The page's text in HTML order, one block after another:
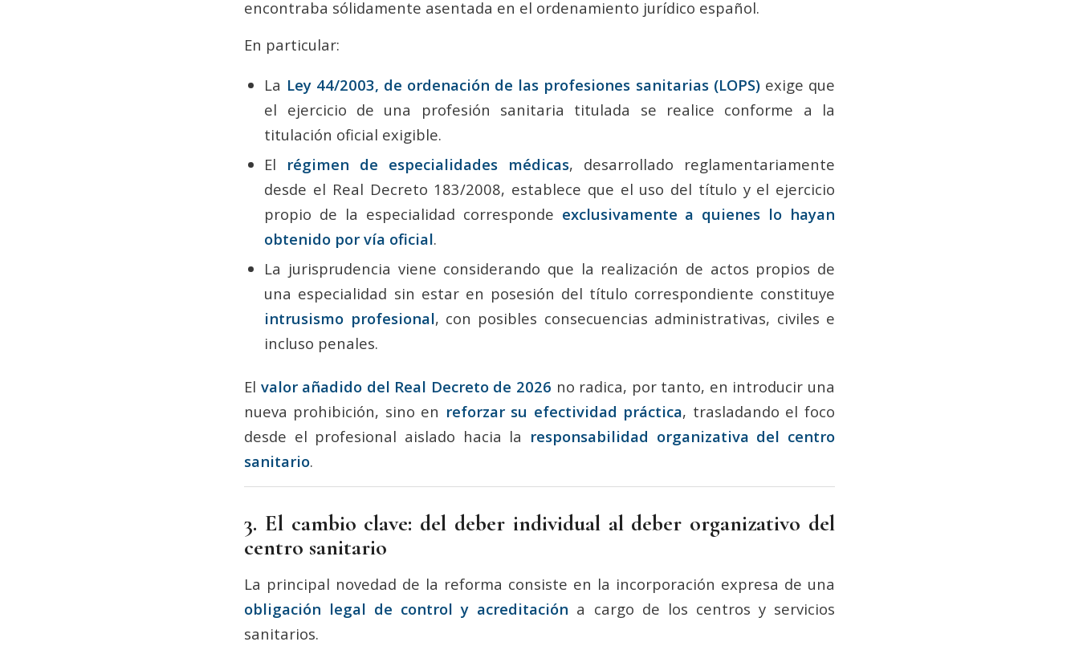
encontraba sólidamente asentada en el ordenamiento jurídico español.
En particular:
La Ley 44/2003, de ordenación de las profesiones sanitarias (LOPS)exige que
el ejercicio de una profesión sanitaria titulada se realice conforme a la
titulación oficial exigible.
El régimen de especialidades médicas, desarrollado reglamentariamente
desde el Real Decreto 183/2008, establece que el uso del título y el ejercicio
propio de la especialidad corresponde exclusivamente a quienes lo hayan
obtenido por vía oficial.
La jurisprudencia viene considerando que la realización de actos propios de
una especialidad sin estar en posesión del título correspondiente constituye
intrusismo profesional, con posibles consecuencias administrativas, civiles e
incluso penales.
El valor añadido del Real Decreto de 2026 no radica, por tanto, en introducir una
nueva prohibición, sino en reforzar su efectividad práctica, trasladando el foco
desde el profesional aislado hacia la responsabilidad organizativa del centro
sanitario.
3. El cambio clave: del deber individual al deber organizativo del
centro sanitario
La principal novedad de la reforma consiste en la incorporación expresa de una
obligación legal de control y acreditación a cargo de los centros y servicios
sanitarios.